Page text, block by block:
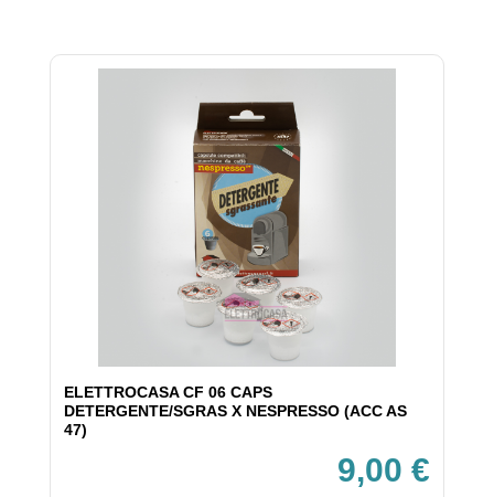
ELETTROCASA CF 06 CAPS
DETERGENTE/SGRAS X NESPRESSO (ACC AS
47)
9,00 €